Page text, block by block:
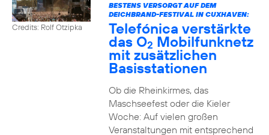
Credits: Rolf Otzipka
BESTENS VERSORGT AUF DEM
DEICHBRAND-FESTIVAL IN CUXHAVEN:
Telefónica verstärkte
das O2 Mobilfunknetz
mit zusätzlichen
Basisstationen
Ob die Rheinkirmes, das
Maschseefest oder die Kieler
Woche: Auf vielen großen
Veranstaltungen mit entsprechend